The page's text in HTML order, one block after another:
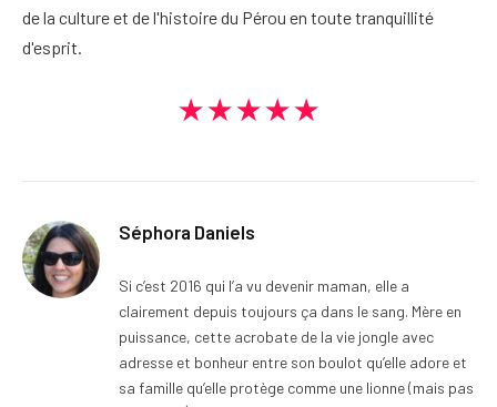
de la culture et de l'histoire du Pérou en toute tranquillité
d'esprit.
★★★★★
Séphora Daniels
Si c’est 2016 qui l’a vu devenir maman, elle a
clairement depuis toujours ça dans le sang. Mère en
puissance, cette acrobate de la vie jongle avec
adresse et bonheur entre son boulot qu’elle adore et
sa famille qu’elle protège comme une lionne (mais pas